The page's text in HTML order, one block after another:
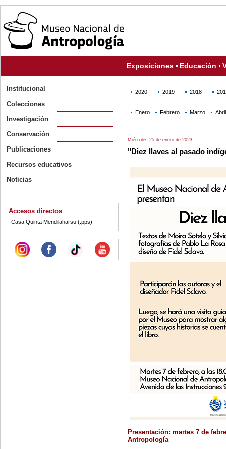
Exposiciones Educación
Institucional
Colecciones
Investigación
Conservación
Publicaciones
Recursos educativos
Noticias
Accesos directos
Casa Quinta Mendilaharsu (.pps)
2020 2019 2018
Enero Febrero Marzo Abril
Miércoles 25 de enero de 2023
"Diez llaves al pasado
Presentación: martes 7 de
Antropología